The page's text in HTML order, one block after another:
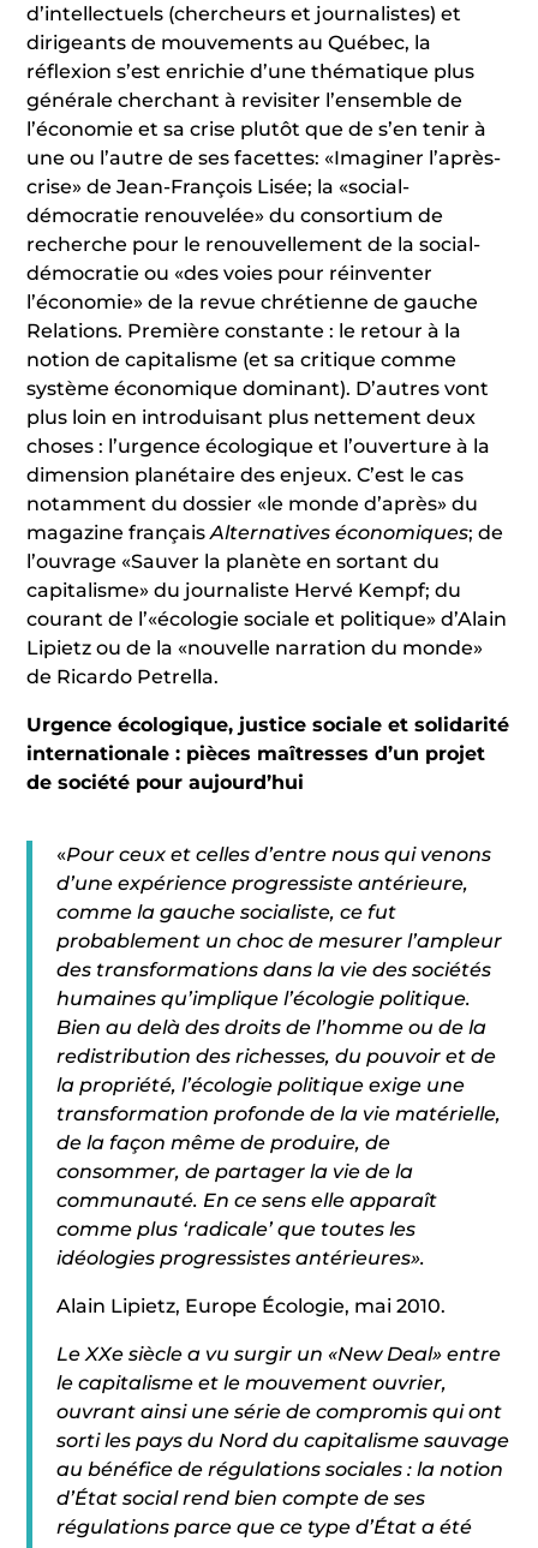
d’intellectuels (chercheurs et journalistes) et
dirigeants de mouvements au Québec, la
réflexion s’est enrichie d’une thématique plus
générale cherchant à revisiter l’ensemble de
l’économie et sa crise plutôt que de s’en tenir à
une ou l’autre de ses facettes: «Imaginer l’après-
crise» de Jean-François Lisée; la «social-
démocratie renouvelée» du consortium de
recherche pour le renouvellement de la social-
démocratie ou «des voies pour réinventer
l’économie» de la revue chrétienne de gauche
Relations. Première constante : le retour à la
notion de capitalisme (et sa critique comme
système économique dominant). D’autres vont
plus loin en introduisant plus nettement deux
choses : l’urgence écologique et l’ouverture à la
dimension planétaire des enjeux. C’est le cas
notamment du dossier «le monde d’après» du
magazine françaisAlternatives économiques; de
l’ouvrage «Sauver la planète en sortant du
capitalisme» du journaliste Hervé Kempf; du
courant de l’«écologie sociale et politique» d’Alain
Lipietz ou de la «nouvelle narration du monde»
de Ricardo Petrella.
Urgence écologique, justice sociale et solidarité
internationale : pièces maîtresses d’un projet
de société pour aujourd’hui
«Pour ceux et celles d’entre nous qui venons
d’une expérience progressiste antérieure,
comme la gauche socialiste, ce fut
probablement un choc de mesurer l’ampleur
des transformations dans la vie des sociétés
humaines qu’implique l’écologie politique.
Bien au delà des droits de l’homme ou de la
redistribution des richesses, du pouvoir et de
la propriété, l’écologie politique exige une
transformation profonde de la vie matérielle,
de la façon même de produire, de
consommer, de partager la vie de la
communauté. En ce sens elle apparaît
comme plus ‘radicale’ que toutes les
idéologies progressistes antérieures».
Alain Lipietz, Europe Écologie, mai 2010.
Le XXe siècle a vu surgir un «New Deal» entre
le capitalisme et le mouvement ouvrier,
ouvrant ainsi une série de compromis qui ont
sorti les pays du Nord du capitalisme sauvage
au bénéfice de régulations sociales : la notion
d’État social rend bien compte de ses
régulations parce que ce type d’État a été